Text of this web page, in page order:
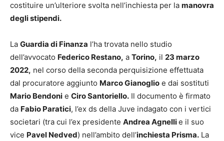
costituire un’ulteriore svolta nell’inchiesta per la manovra
degli stipendi.
La Guardia di Finanza l’ha trovata nello studio
dell’avvocato Federico Restano, a Torino, il 23 marzo
2022, nel corso della seconda perquisizione effettuata
dal procuratore aggiunto Marco Gianoglio e dai sostituti
Mario Bendoni e Ciro Santoriello. Il documento è firmato
da Fabio Paratici, l’ex ds della Juve indagato con i vertici
societari (tra cui l’ex presidente Andrea Agnellie il suo
vice Pavel Nedved) nell’ambito dell’inchiesta Prisma. La